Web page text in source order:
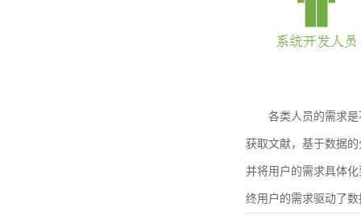
各类人员的需求
获取文献，基于数据
并将用户的需求具体
终用户的需求驱动了